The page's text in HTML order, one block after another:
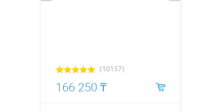
(10157)
166 250 ₸